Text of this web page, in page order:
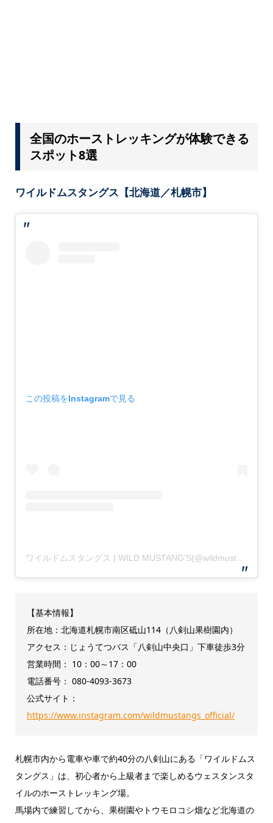
全国のホーストレッキングが体験できる
スポット8選
ワイルドムスタングス【北海道／札幌市】
この投稿をInstagramで見る
ワイルドムスタングス | WILD MUSTANG’S(@wildmustangs_official)がシェアした投稿
【基本情報】
所在地：北海道札幌市南区砥山114（八剣山果樹園内）
アクセス：じょうてつバス「八剣山中央口」下車徒歩3分
営業時間： 10：00～17：00
電話番号： 080-4093-3673
公式サイト：
https://www.instagram.com/wildmustangs_official/
札幌市内から電車や車で約40分の八剣山にある「ワイルドムス
タングス」は、初心者から上級者まで楽しめるウェスタンスタ
イルのホーストレッキング場。
馬場内で練習してから、果樹園やトウモロコシ畑など北海道の